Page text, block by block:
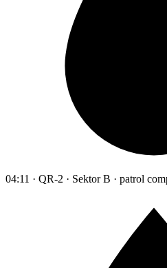
04:11 · QR-2 · Sektor B · patrol